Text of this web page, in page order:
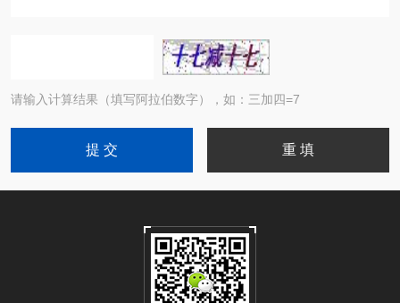
请输入计算结果（填写阿拉伯数字），如：三加四=7